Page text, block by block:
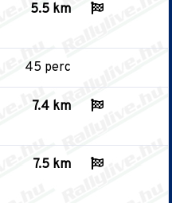
5.5 km
45 perc
7.4 km
7.5 km